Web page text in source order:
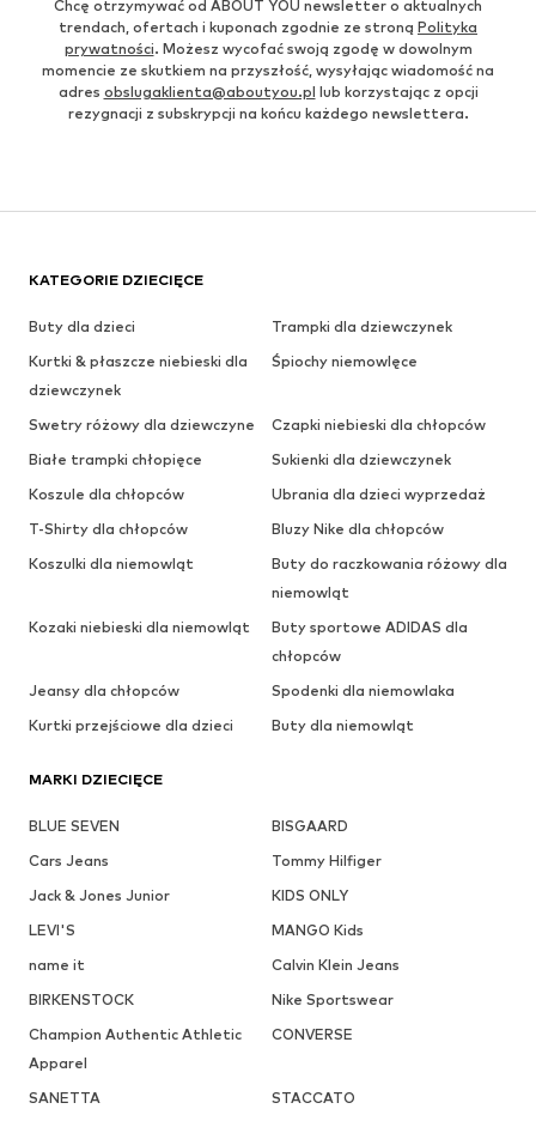
Chcę otrzymywać od ABOUT YOU newsletter o aktualnych
trendach, ofertach i kuponach zgodnie ze stroną Polityka
prywatności. Możesz wycofać swoją zgodę w dowolnym
momencie ze skutkiem na przyszłość, wysyłając wiadomość na
adres obslugaklienta@aboutyou.pl lub korzystając z opcji
rezygnacji z subskrypcji na końcu każdego newslettera.
KATEGORIE DZIECIĘCE
Buty dla dzieci
Trampki dla dziewczynek
Kurtki & płaszcze niebieski dla
dziewczynek
Śpiochy niemowlęce
Swetry różowy dla dziewczyne
Czapki niebieski dla chłopców
Białe trampki chłopięce
Sukienki dla dziewczynek
Koszule dla chłopców
Ubrania dla dzieci wyprzedaż
T-Shirty dla chłopców
Bluzy Nike dla chłopców
Koszulki dla niemowląt
Buty do raczkowania różowy dla
niemowląt
Kozaki niebieski dla niemowląt
Buty sportowe ADIDAS dla
chłopców
Jeansy dla chłopców
Spodenki dla niemowlaka
Kurtki przejściowe dla dzieci
Buty dla niemowląt
MARKI DZIECIĘCE
BLUE SEVEN
BISGAARD
Cars Jeans
Tommy Hilfiger
Jack & Jones Junior
KIDS ONLY
LEVI'S
MANGO Kids
name it
Calvin Klein Jeans
BIRKENSTOCK
Nike Sportswear
Champion Authentic Athletic
Apparel
CONVERSE
SANETTA
STACCATO